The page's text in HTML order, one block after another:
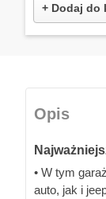
+ Dodaj do
Opis
• W tym
auto, jak i